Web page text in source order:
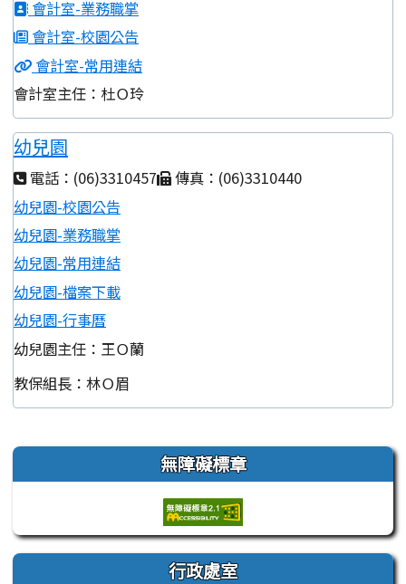
會計室-業務職掌
會計室-校園公告
會計室-常用連結
會計室主任：杜Ｏ玲
幼兒園
電話：(06)3310457
傳真：(06)3310440
幼兒園-校園公告
幼兒園-業務職掌
幼兒園-常用連結
幼兒園-檔案下載
幼兒園-行事曆
幼兒園主任：王Ｏ蘭
教保組長：林Ｏ眉
左邊區域內容 無障礙標章
行政處室